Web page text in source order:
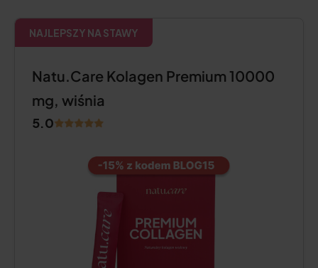
NAJLEPSZY NA STAWY
Natu.Care Kolagen Premium 10000
mg, wiśnia
5.0